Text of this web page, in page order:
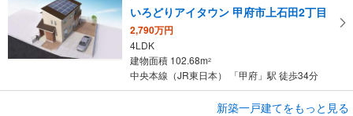
いろどりアイタウン 甲府市上石田2丁目
2,790万円
4LDK
建物面積 102.68m2
中央本線（JR東日本） 「甲府」駅 徒歩34分
新築一戸建てをもっと見る